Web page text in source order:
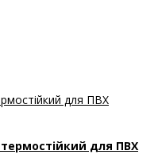
для ПВХ